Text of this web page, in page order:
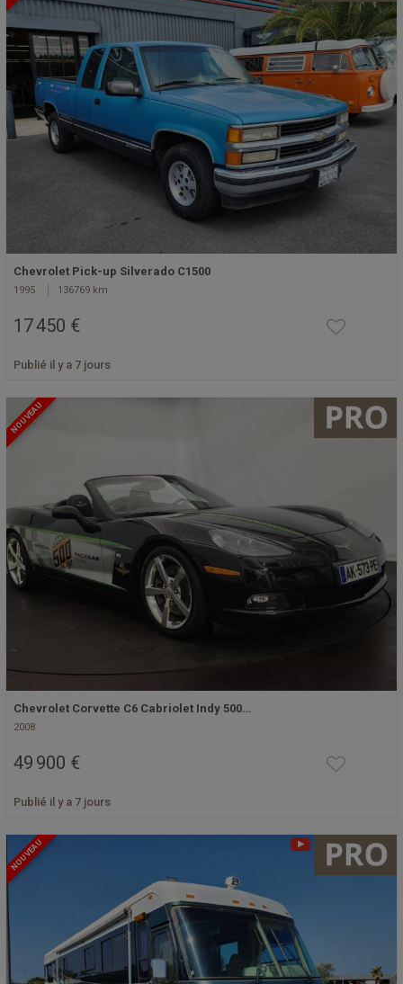
Chevrolet Pick-up Silverado C1500
1995 136769 km
17 450 €
Publié il y a 7 jours
NOUVEAU
Chevrolet Corvette C6 Cabriolet Indy 500…
2008
49 900 €
Publié il y a 7 jours
NOUVEAU